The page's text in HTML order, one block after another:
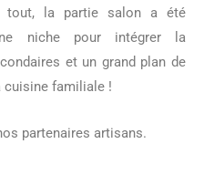
tout, la partie salon a été
niche pour intégrer la
et un grand plan de
cuisine familiale !
partenaires artisans.